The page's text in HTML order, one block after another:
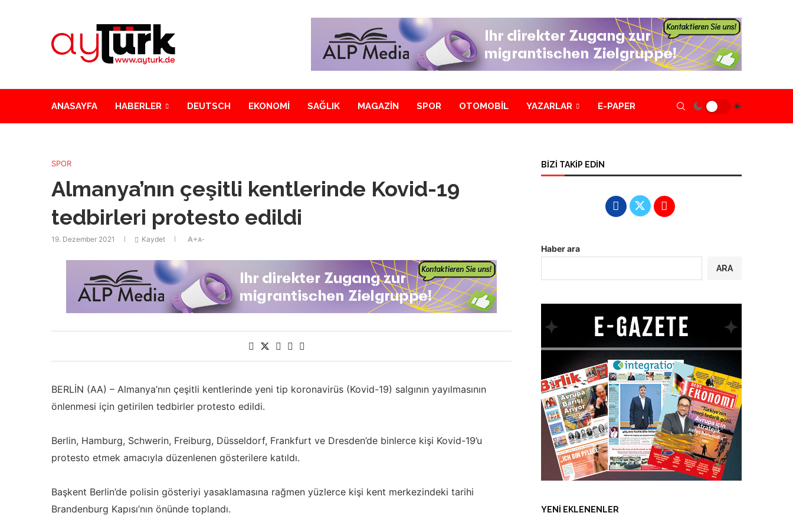
ANASAYFA HABERLER DEUTSCH EKONOMİ SAĞLIK MAGAZİN SPOR OTOMOBİL YAZARLAR E-PAPER
SPOR
Almanya’nın çeşitli kentlerinde Kovid-19
tedbirleri protesto edildi
19. Dezember 2021 Kaydet A+A-
BERLİN (AA) – Almanya’nın çeşitli kentlerinde yeni tip koronavirüs (Kovid-19) salgının yayılmasının
önlenmesi için getirilen tedbirler protesto edildi.
Berlin, Hamburg, Schwerin, Freiburg, Düsseldorf, Frankfurt ve Dresden’de binlerce kişi Kovid-19’u
protesto etmek amacıyla düzenlenen gösterilere katıldı.
Başkent Berlin’de polisin gösteriyi yasaklamasına rağmen yüzlerce kişi kent merkezindeki tarihi
Brandenburg Kapısı’nın önünde toplandı.
BİZİ TAKİP EDİN
Haber ara
ARA
YENİ EKLENENLER